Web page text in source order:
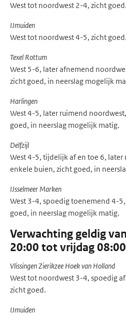
West tot noordwest 2-4, zicht goed.
IJmuiden
West tot noordwest 4-5, zicht goed.
Texel Rottum
West 5-6, later afnemend
zicht goed, in neerslag mogelijk
Harlingen
West 4-5, later ruimend
goed, in neerslag mogelijk matig.
Delfzijl
West 4-5, tijdelijk af en toe 6,
enkele buien, zicht goed, in
IJsselmeer Marken
West 3-4, spoedig toenemend 4-
goed, in neerslag mogelijk matig.
Verwachting geldig
20:00 tot vrijdag
Vlissingen Zierikzee Hoek van Holland
West tot noordwest 3-4, spoedig
zicht goed.
IJmuiden